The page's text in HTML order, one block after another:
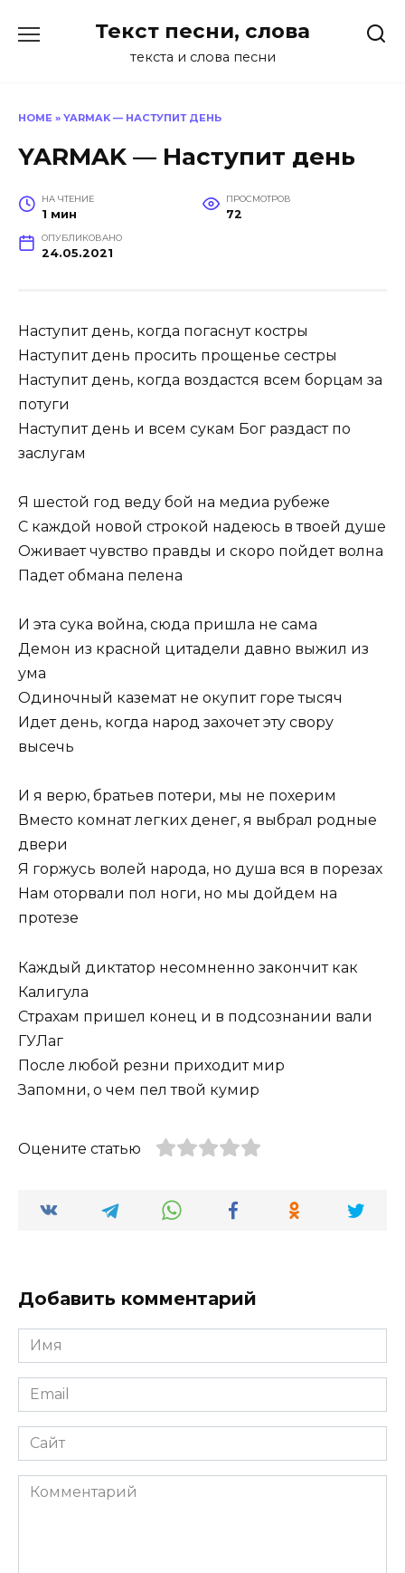
Текст песни, слова
текста и слова песни
HOME » YARMAK — НАСТУПИТ ДЕНЬ
YARMAK — Наступит день
НА ЧТЕНИЕ
1 мин
ПРОСМОТРОВ
72
ОПУБЛИКОВАНО
24.05.2021
Наступит день, когда погаснут костры
Наступит день просить прощенье сестры
Наступит день, когда воздастся всем борцам за
потуги
Наступит день и всем сукам Бог раздаст по
заслугам
Я шестой год веду бой на медиа рубеже
С каждой новой строкой надеюсь в твоей душе
Оживает чувство правды и скоро пойдет волна
Падет обмана пелена
И эта сука война, сюда пришла не сама
Демон из красной цитадели давно выжил из
ума
Одиночный каземат не окупит горе тысяч
Идет день, когда народ захочет эту свору
высечь
И я верю, братьев потери, мы не похерим
Вместо комнат легких денег, я выбрал родные
двери
Я горжусь волей народа, но душа вся в порезах
Нам оторвали пол ноги, но мы дойдем на
протезе
Каждый диктатор несомненно закончит как
Калигула
Страхам пришел конец и в подсознании вали
ГУЛаг
После любой резни приходит мир
Запомни, о чем пел твой кумир
Оцените статью
Добавить комментарий
Имя
*
Email
*
Сайт
Комментарий